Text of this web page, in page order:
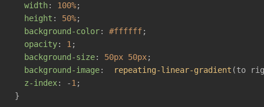
width: 100%;
height : 50%;
background-color: #ffffff;
opacity: 1;
background-size: 50px 50px;
background-image: repeating-linear-gradient (to
z-index: -1;
}